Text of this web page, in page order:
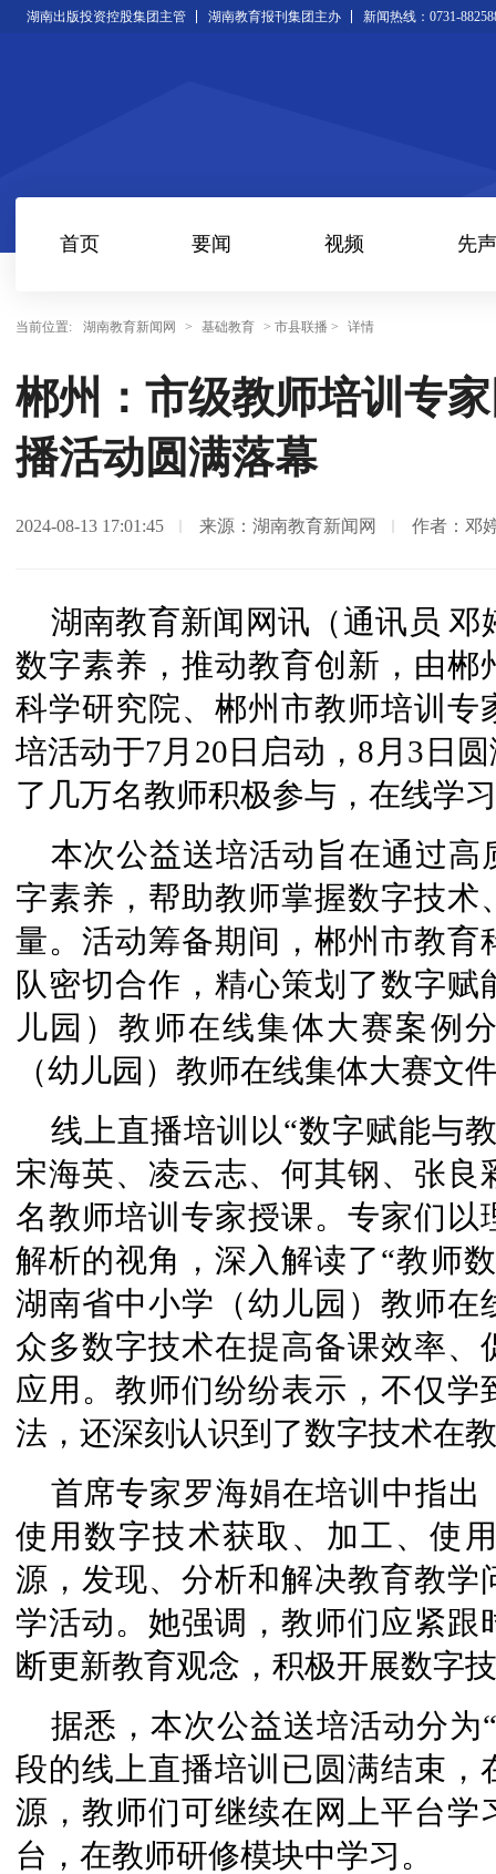
湖南出版投资控股集团主管 湖南教育报刊集团主办 新闻热线：0731-
首页 要闻 视频 先声
当前位置: 湖南教育新闻网 > 基础教育 > 市县联播 > 详情
郴州：市级教师培训专
播活动圆满落幕
2024-08-13 17:01:45 来源：​湖南教育新闻网 作者：邓
湖南教育新闻网讯（通讯员
数字素养，推动教育创新，由
科学研究院、郴州市教师培训专
培活动于7月20日启动，8月3日
了几万名教师积极参与，在线学
本次公益送培活动旨在通过
字素养，帮助教师掌握数字技
量。活动筹备期间，郴州市教
队密切合作，精心策划了数字赋
儿园）教师在线集体大赛案例
（幼儿园）教师在线集体大赛文
线上直播培训以“数字赋能与
宋海英、凌云志、何其钢、张
名教师培训专家授课。专家们
解析的视角，深入解读了“教师
湖南省中小学（幼儿园）教师
众多数字技术在提高备课效率
应用。教师们纷纷表示，不仅
法，还深刻认识到了数字技术在
首席专家罗海娟在培训中指
使用数字技术获取、加工、使
源，发现、分析和解决教育教
学活动。她强调，教师们应紧
断更新教育观念，积极开展数字
据悉，本次公益送培活动分
段的线上直播培训已圆满结束
源，教师们可继续在网上平台
台，在教师研修模块中学习。